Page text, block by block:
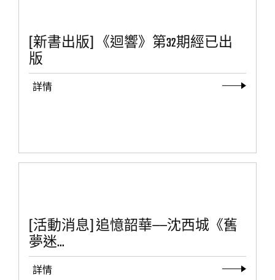
[新書出版] 《迴響》第32期經已出
版
詳情
[活動消息] 追憶韶華——沈西城《舊
夢迷...
詳情